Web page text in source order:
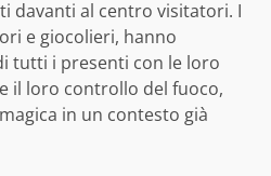
davanti al centro visitatori. I
e giocolieri, hanno
tutti i presenti con le loro
il loro controllo del fuoco,
in un contesto già